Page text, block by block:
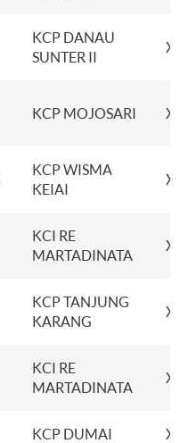
KCP DANAU
SUNTER II
KCP MOJOSARI
KCP WISMA
KEIAI
KCI RE
MARTADINATA
KCP TANJUNG
KARANG
KCI RE
MARTADINATA
KCP DUMAI